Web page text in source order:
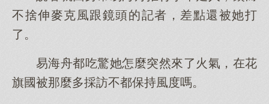
不捨伸麥克風跟鏡頭的記者，差點還被她打
了。
易海舟都吃驚她怎麼突然來了火氣，在花
旗國被那麼多採訪不都保持風度嗎。